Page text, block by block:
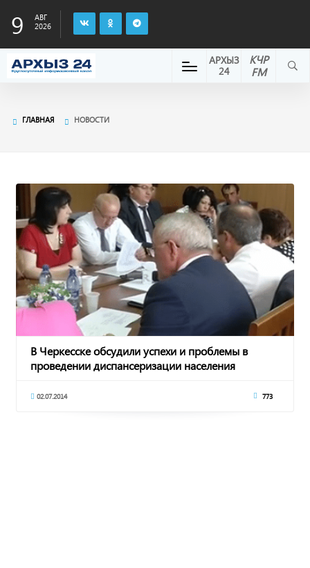
9
АВГ
2026
КЧР
FM
АРХЫЗ
24
ГЛАВНАЯ НОВОСТИ
В Черкесске обсудили успехи и проблемы в
проведении диспансеризации населения
02.07.2014 773